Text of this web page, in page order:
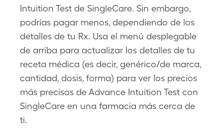
Intuition Test de SingleCare. Sin embargo,
podrías pagar menos, dependiendo de los
detalles de tu Rx. Usa el menú desplegable
de arriba para actualizar los detalles de tu
receta médica (es decir, genérico/de marca,
cantidad, dosis, forma) para ver los precios
más precisos de Advance Intuition Test con
SingleCare en una farmacia más cerca de
ti.